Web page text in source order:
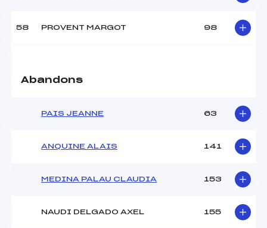
58 PROVENT MARGOT 98
Abandons
PAIS JEANNE 63
ANQUINE ALAIS 141
MEDINA PALAU CLAUDIA 153
NAUDI DELGADO AXEL 155